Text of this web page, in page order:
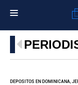
MENÚ
SECCIONES
DEPÓSITOS EN DOMINICANA,